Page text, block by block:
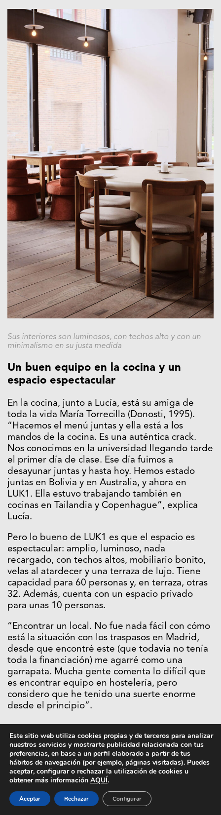
Sus interiores son luminosos, con techos alto y con un
minimalismo en su justa medida
Un buen equipo en la cocina y un
espacio espectacular
En la cocina, junto a Lucía, está su amiga de
toda la vida María Torrecilla (Donosti, 1995).
“Hacemos el menú juntas y ella está a los
mandos de la cocina. Es una auténtica crack.
Nos conocimos en la universidad llegando tarde
el primer día de clase. Ese día fuimos a
desayunar juntas y hasta hoy. Hemos estado
juntas en Bolivia y en Australia, y ahora en
LUK1. Ella estuvo trabajando también en
cocinas en Tailandia y Copenhague”, explica
Lucía.
Pero lo bueno de LUK1 es que el espacio es
espectacular: amplio, luminoso, nada
recargado, con techos altos, mobiliario bonito,
velas al atardecer y una terraza de lujo. Tiene
capacidad para 60 personas y, en terraza, otras
32. Además, cuenta con un espacio privado
para unas 10 personas.
“Encontrar un local. No fue nada fácil con cómo
está la situación con los traspasos en Madrid,
desde que encontré este (que todavía no tenía
toda la financiación) me agarré como una
garrapata. Mucha gente comenta lo difícil que
es encontrar equipo en hostelería, pero
considero que he tenido una suerte enorme
desde el principio”.
Este sitio web utiliza cookies propias y de terceros para analizar
nuestros servicios y mostrarte publicidad relacionada con tus
preferencias, en base a un perfil elaborado a partir de tus
hábitos de navegación (por ejemplo, páginas visitadas). Puedes
aceptar, configurar o rechazar la utilización de cookies u
obtener más información AQUÍ.
Aceptar Rechazar Configurar